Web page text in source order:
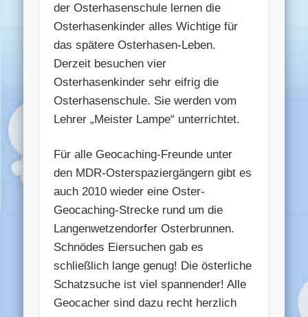
der Osterhasenschule lernen die
Osterhasenkinder alles Wichtige für
das spätere Osterhasen-Leben.
Derzeit besuchen vier
Osterhasenkinder sehr eifrig die
Osterhasenschule. Sie werden vom
Lehrer „Meister Lampe“ unterrichtet.
Für alle Geocaching-Freunde unter
den MDR-Osterspaziergängern gibt es
auch 2010 wieder eine Oster-
Geocaching-Strecke rund um die
Langenwetzendorfer Osterbrunnen.
Schnödes Eiersuchen gab es
schließlich lange genug! Die österliche
Schatzsuche ist viel spannender! Alle
Geocacher sind dazu recht herzlich